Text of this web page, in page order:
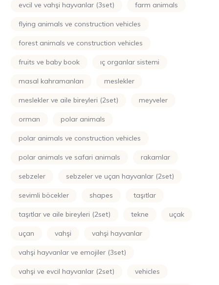
evcil ve vahşi hayvanlar (3set) farm animals
flying animals ve construction vehicles
forest animals ve construction vehicles
fruits ve baby book iç organlar sistemi
masal kahramanları meslekler
meslekler ve aile bireyleri (2set) meyveler
orman polar animals
polar animals ve construction vehicles
polar animals ve safari animals rakamlar
sebzeler sebzeler ve uçan hayvanlar (2set)
sevimli böcekler shapes taşıtlar
taşıtlar ve aile bireyleri (2set) tekne uçak
uçan vahşi vahşi hayvanlar
vahşi hayvanlar ve emojiler (3set)
vahşi ve evcil hayvanlar (2set) vehicles